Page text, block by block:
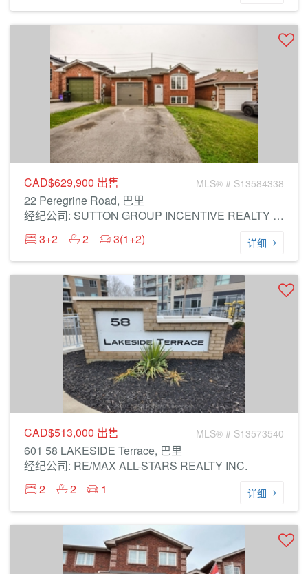
CAD$629,900 出售 MLS® # S13584338
22 Peregrine Road, 巴里
经纪公司: SUTTON GROUP INCENTIVE REALTY INC.
3+2
2 3(1+2) 详细
CAD$513,000 出售 MLS® # S13573540
601 58 LAKESIDE Terrace, 巴里
经纪公司: RE/MAX ALL-STARS REALTY INC.
2
2 1 详细